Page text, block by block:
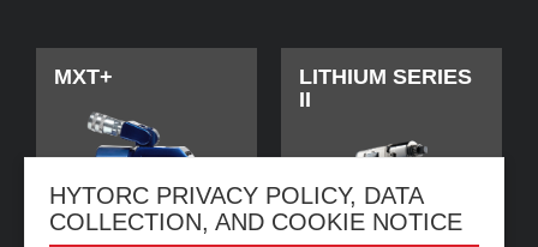
HYTORC PRIVACY POLICY, DATA
COLLECTION, AND COOKIE NOTICE
MXT+
LITHIUM SERIES
II